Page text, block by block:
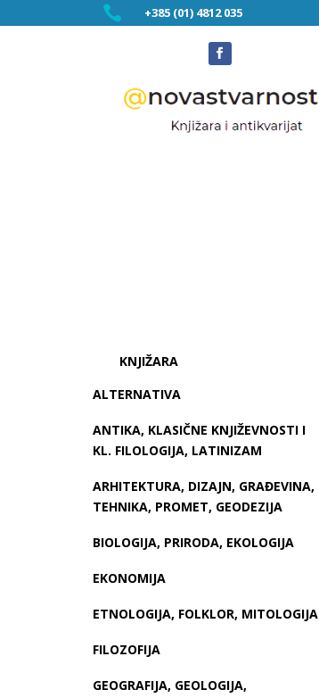
 +385 (01) 4812 035
KNJIŽARA
ALTERNATIVA
ANTIKA, KLASIČNE KNJIŽEVNOSTI I
KL. FILOLOGIJA, LATINIZAM
ARHITEKTURA, DIZAJN, GRAĐEVINA,
TEHNIKA, PROMET, GEODEZIJA
BIOLOGIJA, PRIRODA, EKOLOGIJA
EKONOMIJA
ETNOLOGIJA, FOLKLOR, MITOLOGIJA
FILOZOFIJA
GEOGRAFIJA, GEOLOGIJA,